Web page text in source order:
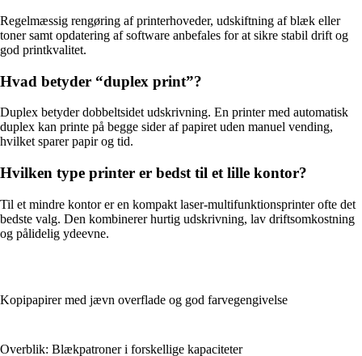
Regelmæssig rengøring af printerhoveder, udskiftning af blæk eller
toner samt opdatering af software anbefales for at sikre stabil drift og
god printkvalitet.
Hvad betyder “duplex print”?
Duplex betyder dobbeltsidet udskrivning. En printer med automatisk
duplex kan printe på begge sider af papiret uden manuel vending,
hvilket sparer papir og tid.
Hvilken type printer er bedst til et lille kontor?
Til et mindre kontor er en kompakt laser-multifunktionsprinter ofte det
bedste valg. Den kombinerer hurtig udskrivning, lav driftsomkostning
og pålidelig ydeevne.
Kopipapirer med jævn overflade og god farvegengivelse
Overblik: Blækpatroner i forskellige kapaciteter